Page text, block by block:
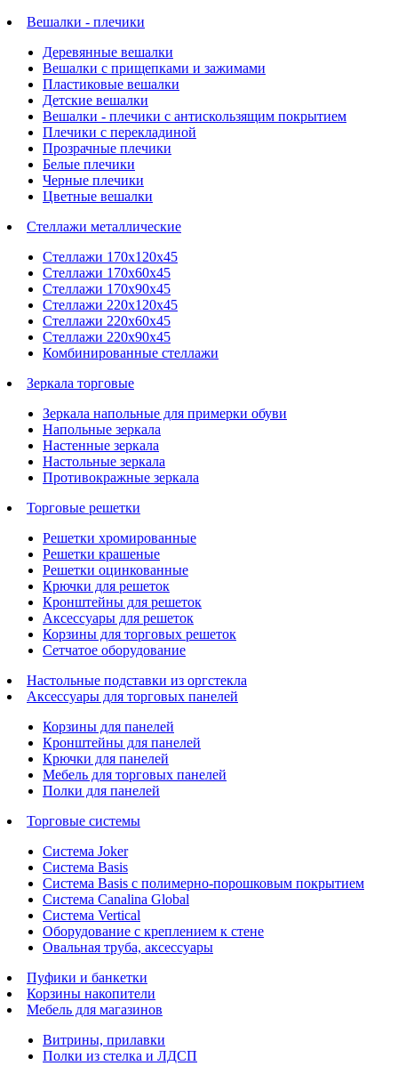
Вешалки - плечики
Деревянные вешалки
Вешалки с прищепками и зажимами
Пластиковые вешалки
Детские вешалки
Вешалки - плечики с антискользящим покрытием
Плечики с перекладиной
Прозрачные плечики
Белые плечики
Черные плечики
Цветные вешалки
Стеллажи металлические
Стеллажи 170х120х45
Стеллажи 170х60х45
Стеллажи 170х90х45
Стеллажи 220х120х45
Стеллажи 220х60х45
Стеллажи 220х90х45
Комбинированные стеллажи
Зеркала торговые
Зеркала напольные для примерки обуви
Напольные зеркала
Настенные зеркала
Настольные зеркала
Противокражные зеркала
Торговые решетки
Решетки хромированные
Решетки крашеные
Решетки оцинкованные
Крючки для решеток
Кронштейны для решеток
Аксессуары для решеток
Корзины для торговых решеток
Сетчатое оборудование
Настольные подставки из оргстекла
Аксессуары для торговых панелей
Корзины для панелей
Кронштейны для панелей
Крючки для панелей
Мебель для торговых панелей
Полки для панелей
Торговые системы
Система Joker
Система Basis
Система Basis с полимерно-порошковым покрытием
Система Canalina Global
Система Vertical
Оборудование с креплением к стене
Овальная труба, аксессуары
Пуфики и банкетки
Корзины накопители
Мебель для магазинов
Витрины, прилавки
Полки из стелка и ЛДСП